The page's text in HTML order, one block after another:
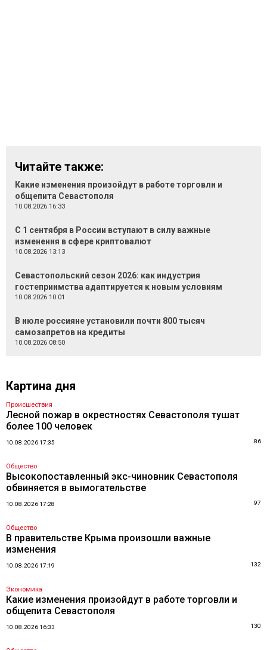
Читайте также:
Какие изменения произойдут в работе торговли и
общепита Севастополя
10.08.2026 16:33
С 1 сентября в России вступают в силу важные
изменения в сфере криптовалют
10.08.2026 13:13
Севастопольский сезон 2026: как индустрия
гостеприимства адаптируется к новым условиям
10.08.2026 10:01
В июле россияне установили почти 800 тысяч
самозапретов на кредиты
10.08.2026 08:50
Картина дня
Происшествия
Лесной пожар в окрестностях Севастополя тушат
более 100 человек
10.08.2026 17:35 86
Общество
Высокопоставленный экс-чиновник Севастополя
обвиняется в вымогательстве
10.08.2026 17:28 97
Общество
В правительстве Крыма произошли важные
изменения
10.08.2026 17:19 132
Экономика
Какие изменения произойдут в работе торговли и
общепита Севастополя
10.08.2026 16:33 130